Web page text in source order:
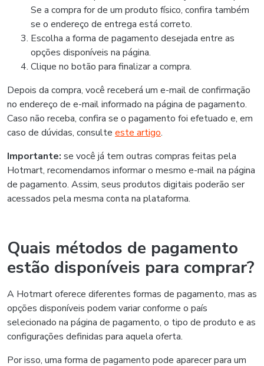
Se a compra for de um produto físico, confira também
se o endereço de entrega está correto.
Escolha a forma de pagamento desejada entre as
opções disponíveis na página.
Clique no botão para finalizar a compra.
Depois da compra, você receberá um e-mail de confirmação
no endereço de e-mail informado na página de pagamento.
Caso não receba, confira se o pagamento foi efetuado e, em
caso de dúvidas, consulte este artigo.
Importante: se você já tem outras compras feitas pela
Hotmart, recomendamos informar o mesmo e-mail na página
de pagamento. Assim, seus produtos digitais poderão ser
acessados pela mesma conta na plataforma.
Quais métodos de pagamento
estão disponíveis para comprar?
A Hotmart oferece diferentes formas de pagamento, mas as
opções disponíveis podem variar conforme o país
selecionado na página de pagamento, o tipo de produto e as
configurações definidas para aquela oferta.
Por isso, uma forma de pagamento pode aparecer para um